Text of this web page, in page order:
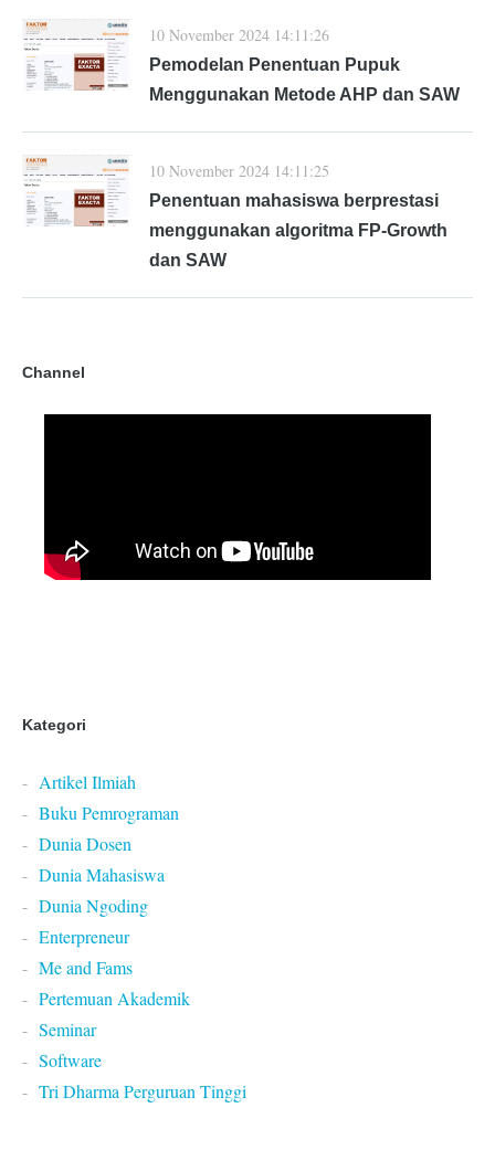
10 November 2024 14:11:26
Pemodelan Penentuan Pupuk
Menggunakan Metode AHP dan SAW
10 November 2024 14:11:25
Penentuan mahasiswa berprestasi
menggunakan algoritma FP-Growth
dan SAW
Channel
Kategori
Artikel Ilmiah
Buku Pemrograman
Dunia Dosen
Dunia Mahasiswa
Dunia Ngoding
Enterpreneur
Me and Fams
Pertemuan Akademik
Seminar
Software
Tri Dharma Perguruan Tinggi